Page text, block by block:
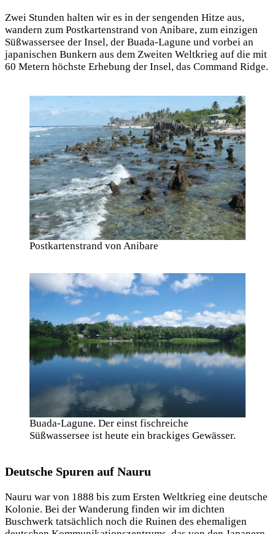
Zwei Stunden halten wir es in der sengenden Hitze aus,
wandern zum Postkartenstrand von Anibare, zum einzigen
Süßwassersee der Insel, der Buada-Lagune und vorbei an
japanischen Bunkern aus dem Zweiten Weltkrieg auf die mit
60 Metern höchste Erhebung der Insel, das Command Ridge.
Postkartenstrand von Anibare
Buada-Lagune. Der einst fischreiche
Süßwassersee ist heute ein brackiges Gewässer.
Deutsche Spuren auf Nauru
Nauru war von 1888 bis zum Ersten Weltkrieg eine deutsche
Kolonie. Bei der Wanderung finden wir im dichten
Buschwerk tatsächlich noch die Ruinen des ehemaligen